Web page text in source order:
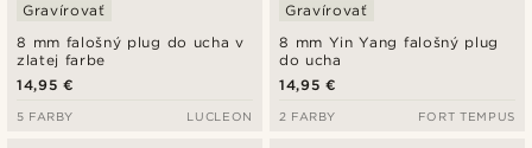
8 mm falošný plug do ucha v
zlatej farbe
Gravírovať
14,95 €
5 FARBY LUCLEON
8 mm Yin Yang falošný plug
do ucha
Gravírovať
14,95 €
2 FARBY FORT TEMPUS